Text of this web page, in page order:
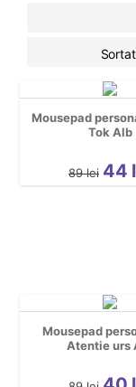
Filme si Seriale
Grafice
Halloween
Personaje
personalizate
Mousepad
Tok Alb
89 lei 44
Mousepad
Atentie urs